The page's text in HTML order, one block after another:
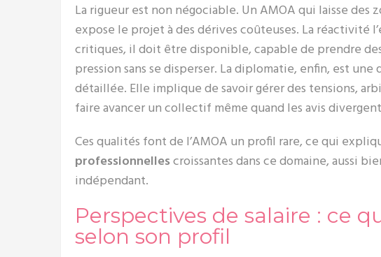
La rigueur est non négociable. Un AMOA qui laisse des
expose le projet à des dérives coûteuses. La réactivité
critiques, il doit être disponible, capable de prendre
pression sans se disperser. La diplomatie, enfin, est
détaillée. Elle implique de savoir gérer des tensions,
faire avancer un collectif même quand les avis
Ces qualités font de l’AMOA un profil rare, ce qui
professionnellescroissantes dans ce domaine, aussi
indépendant.
Perspectives de salaire : ce
selon son profil